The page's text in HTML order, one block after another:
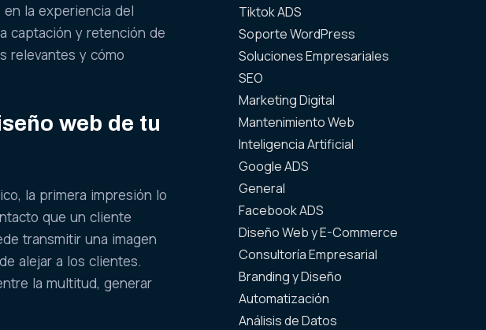
la experiencia del
captación y retención de
relevantes y cómo
web de tu
la primera impresión lo
que un cliente
transmitir una imagen
alejar a los clientes.
la multitud, generar
Tiktok ADS
Soporte WordPress
Soluciones Empresariales
SEO
Marketing Digital
Mantenimiento Web
Inteligencia Artificial
Google ADS
General
Facebook ADS
Diseño Web y E-Commerce
Consultoría Empresarial
Branding y Diseño
Automatización
Análisis de Datos